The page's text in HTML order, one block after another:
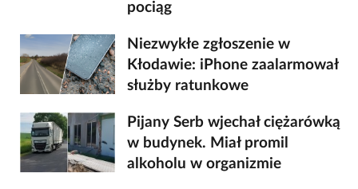
pociąg
Niezwykłe zgłoszenie w
Kłodawie: iPhone zaalarmował
służby ratunkowe
Pijany Serb wjechał ciężarówką
w budynek. Miał promil
alkoholu w organizmie